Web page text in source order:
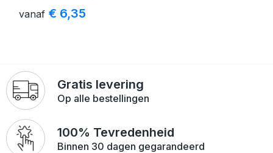
vanaf € 6,35
Gratis levering
Op alle bestellingen
100% Tevredenheid
Binnen 30 dagen gegarandeerd